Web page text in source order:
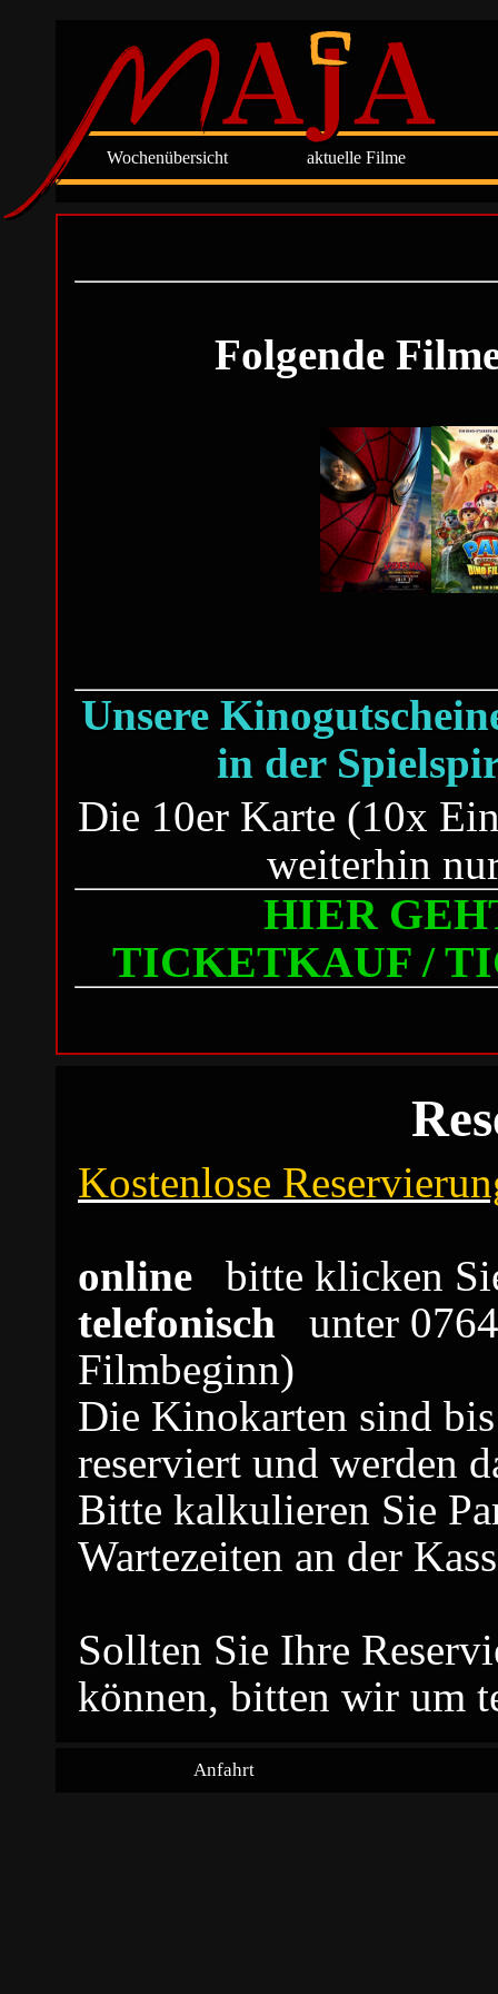
Wochenübersicht aktuelle Filme
Folgende
Unsere
in der
Die 10er Karte (10x
weiterhin
HIER
TICKETKAUF /
Kostenlose
online bitte klicken
telefonisch unter
Filmbeginn)
Die Kinokarten sind
reserviert und werden
Bitte kalkulieren Sie
Wartezeiten an der
Sollten Sie Ihre
können, bitten wir um
Anfahrt